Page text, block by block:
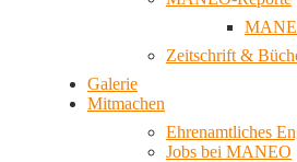
Zeitschrift &
Galerie
Mitmachen
Ehrenamtliches
Jobs bei MANEO